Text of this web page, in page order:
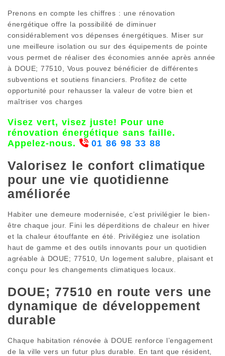
Prenons en compte les chiffres : une rénovation
énergétique offre la possibilité de diminuer
considérablement vos dépenses énergétiques. Miser sur
une meilleure isolation ou sur des équipements de pointe
vous permet de réaliser des économies année après année
à DOUE; 77510, Vous pouvez bénéficier de différentes
subventions et soutiens financiers. Profitez de cette
opportunité pour rehausser la valeur de votre bien et
maîtriser vos charges
Visez vert, visez juste! Pour une
rénovation énergétique sans faille.
Appelez-nous.
01 86 98 33 88
Valorisez le confort climatique
pour une vie quotidienne
améliorée
Habiter une demeure modernisée, c’est privilégier le bien-
être chaque jour. Fini les déperditions de chaleur en hiver
et la chaleur étouffante en été. Privilégiez une isolation
haut de gamme et des outils innovants pour un quotidien
agréable à DOUE; 77510, Un logement salubre, plaisant et
conçu pour les changements climatiques locaux.
DOUE; 77510 en route vers une
dynamique de développement
durable
Chaque habitation rénovée à DOUE renforce l’engagement
de la ville vers un futur plus durable. En tant que résident,